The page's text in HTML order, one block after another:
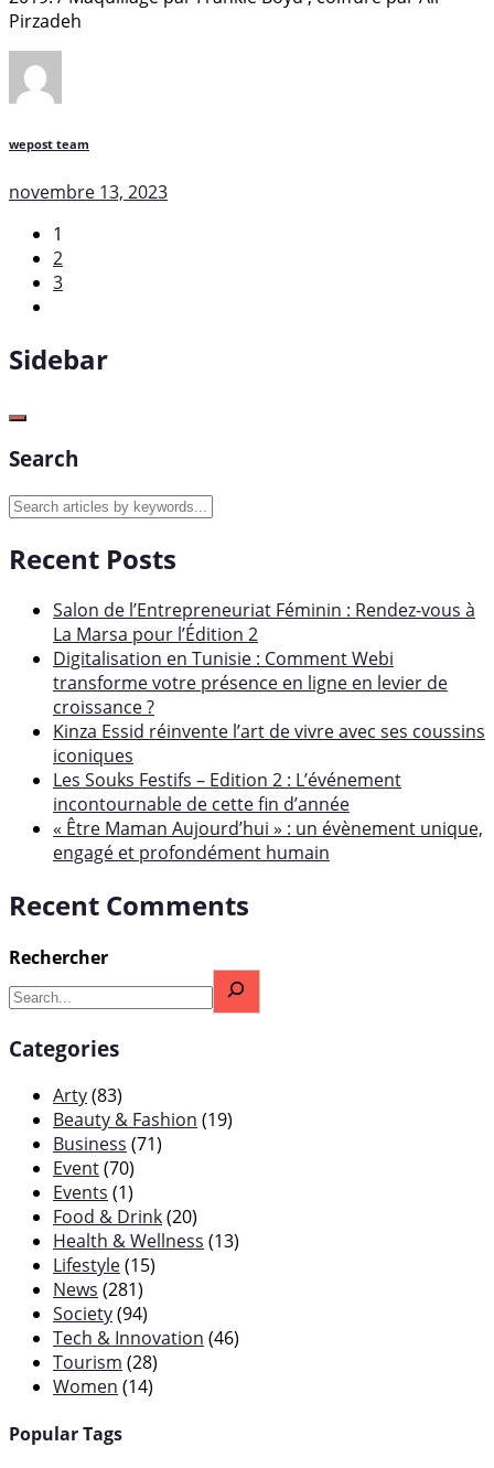
Pirzadeh
wepost team
novembre 13, 2023
1
2
3
Sidebar
Search
Recent Posts
Salon de l’Entrepreneuriat Féminin : Rendez-vous à
La Marsa pour l’Édition 2
Digitalisation en Tunisie : Comment Webi
transforme votre présence en ligne en levier de
croissance ?
Kinza Essid réinvente l’art de vivre avec ses coussins
iconiques
Les Souks Festifs – Edition 2 : L’événement
incontournable de cette fin d’année
« Être Maman Aujourd’hui » : un évènement unique,
engagé et profondément humain
Recent Comments
Rechercher
Categories
Arty(83)
Beauty & Fashion (19)
Business (71)
Event(70)
Events (1)
Food & Drink(20)
Health & Wellness (13)
Lifestyle(15)
News (281)
Society(94)
Tech & Innovation (46)
Tourism (28)
Women (14)
Popular Tags